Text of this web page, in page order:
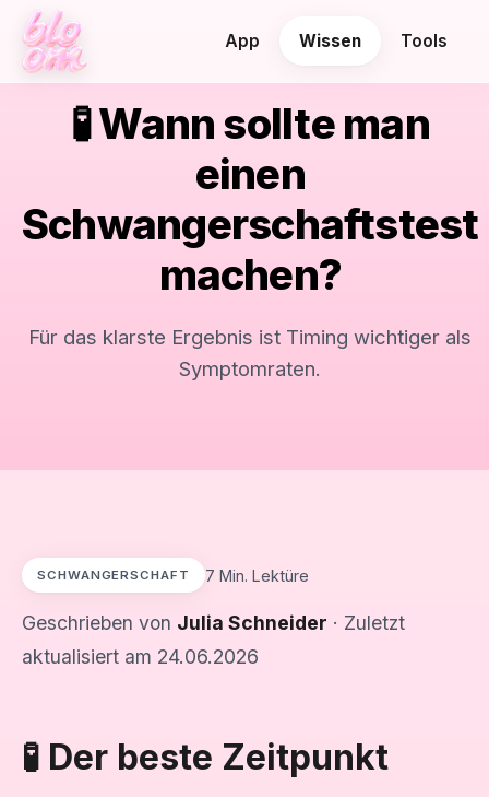
App Wissen Tools
🧪 Wann sollte man
einen
Schwangerschaftstest
machen?
Für das klarste Ergebnis ist Timing wichtiger als
Symptomraten.
SCHWANGERSCHAFT 7 Min. Lektüre
Geschrieben von Julia Schneider · Zuletzt
aktualisiert am 24.06.2026
🧪 Der beste Zeitpunkt